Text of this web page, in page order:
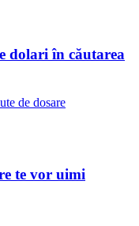
dolari în căutarea
te vor uimi